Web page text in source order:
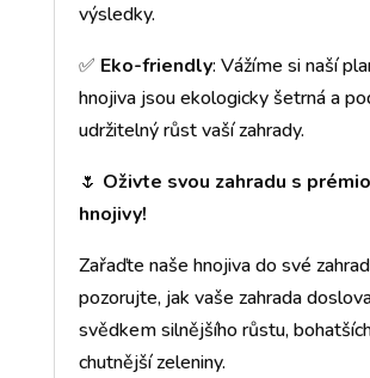
výsledky.
✅ Eko-friendly: Vážíme si naší
hnojiva jsou ekologicky šetrná a
udržitelný růst vaší zahrady.
🌷 Oživte svou zahradu s
hnojivy!
Zařaďte naše hnojiva do své
pozorujte, jak vaše zahrada
svědkem silnějšího růstu,
chutnější zeleniny.